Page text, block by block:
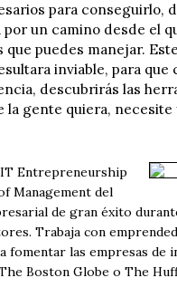
para conseguirlo,
un camino desde el
puedes manejar.
inviable, para que
descubrirás las
gente quiera, necesite
Entrepreneurship
Management del
de gran éxito
Trabaja con
las empresas de
Boston Globe o The